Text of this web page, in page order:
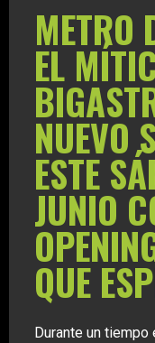
METRO
EL
NUEVO
ESTE
JUNIO
QUE
Durante un